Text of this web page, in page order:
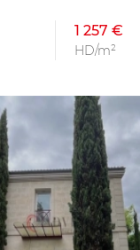
1 257 €
HD/m²